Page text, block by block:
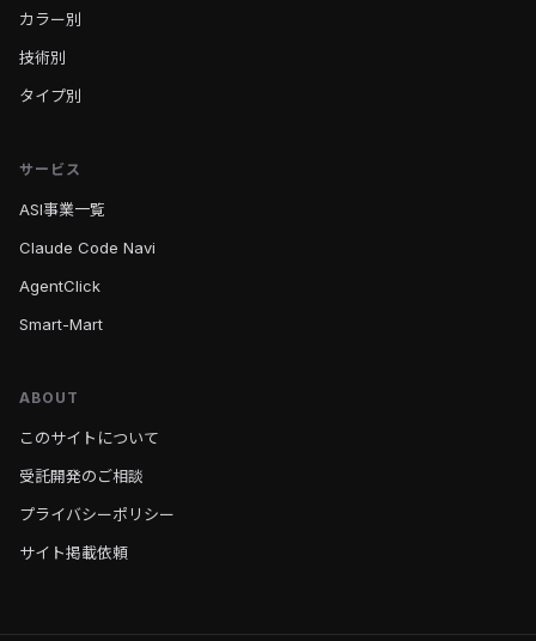
カラー別
技術別
タイプ別
サービス
ASI事業一覧
Claude Code Navi
AgentClick
Smart-Mart
ABOUT
このサイトについて
受託開発のご相談
プライバシーポリシー
サイト掲載依頼